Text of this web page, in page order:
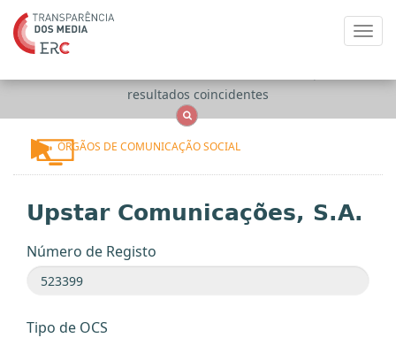
resultados coincidentes
ÓRGÃOS DE COMUNICAÇÃO SOCIAL
Upstar Comunicações, S.A.
Número de Registo
Tipo de OCS